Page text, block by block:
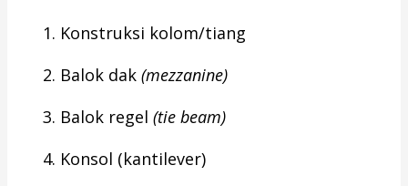
Konstruksi kolom/tiang
Balok dak(mezzanine)
Balok regel(tie beam)
Konsol (kantilever)